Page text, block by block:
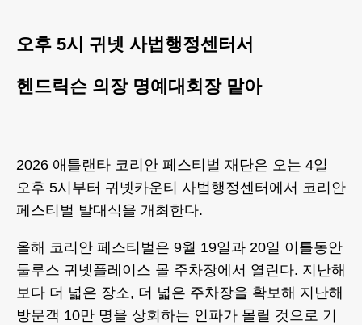
오후 5시 귀넷 사법행정센터서
헨드릭슨 의장 명예대회장 맡아
2026 애틀랜타 코리안 페스티벌 재단은 오는 4일
오후 5시부터 귀넷카운티 사법행정센터에서 코리안
페스티벌 발대식을 개최한다.
올해 코리안 페스티벌은 9월 19일과 20일 이틀동안
둘루스 귀넷플레이스 몰 주차장에서 열린다. 지난해
보다 더 넓은 장소, 더 넓은 주차장을 확보해 지난해
방문객 10만 명을 상회하는 인파가 몰릴 것으로 기